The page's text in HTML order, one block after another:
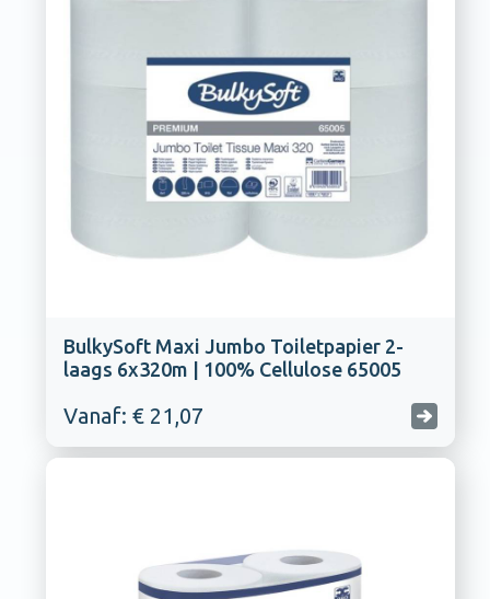
BulkySoft Maxi Jumbo Toiletpapier 2-
laags 6x320m | 100% Cellulose 65005
Vanaf: € 21,07